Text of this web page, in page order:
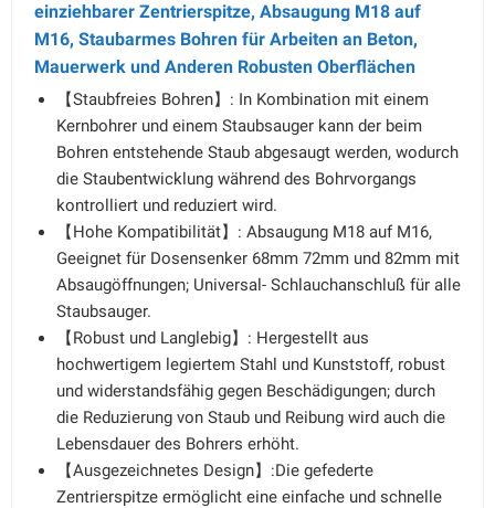
einziehbarer Zentrierspitze, Absaugung M18 auf
M16, Staubarmes Bohren für Arbeiten an Beton,
Mauerwerk und Anderen Robusten Oberflächen
【Staubfreies Bohren】: In Kombination mit einem
Kernbohrer und einem Staubsauger kann der beim
Bohren entstehende Staub abgesaugt werden, wodurch
die Staubentwicklung während des Bohrvorgangs
kontrolliert und reduziert wird.
【Hohe Kompatibilität】: Absaugung M18 auf M16,
Geeignet für Dosensenker 68mm 72mm und 82mm mit
Absaugöffnungen; Universal- Schlauchanschluß für alle
Staubsauger.
【Robust und Langlebig】: Hergestellt aus
hochwertigem legiertem Stahl und Kunststoff, robust
und widerstandsfähig gegen Beschädigungen; durch
die Reduzierung von Staub und Reibung wird auch die
Lebensdauer des Bohrers erhöht.
【Ausgezeichnetes Design】:Die gefederte
Zentrierspitze ermöglicht eine einfache und schnelle